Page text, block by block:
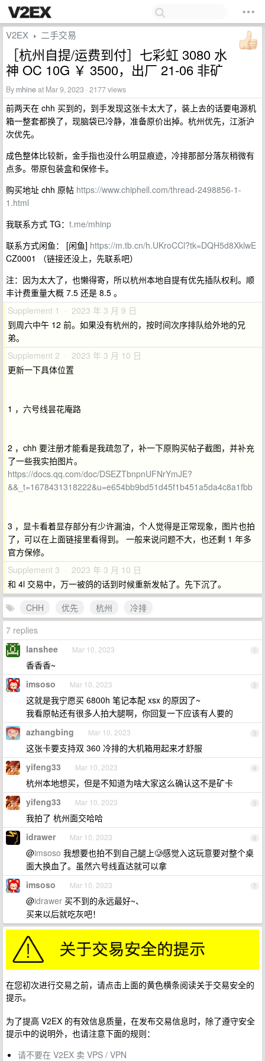
V2EX › 二手交易
［杭州自提/运费到付］七彩虹 3080 水
神 OC 10G ￥ 3500，出厂 21-06 非矿
By mhineat Mar 9, 2023 · 2177 views
前两天在 chh 买到的，到手发现这张卡太大了，装上去的话要电源机
箱一整套都换了，现脑袋已冷静，准备原价出掉。杭州优先，江浙沪
次优先。
成色整体比较新，金手指也没什么明显痕迹，冷排那部分落灰稍微有
点多。带原包装盒和保修卡。
购买地址 chh 原帖 https://www.chiphell.com/thread-2498856-1-
1.html
我联系方式 TG： t.me/mhinp
联系方式闲鱼： [闲鱼] https://m.tb.cn/h.UKroCCl?tk=DQH5d8XklwE
CZ0001 （链接还没上，先联系吧）
注：因为太大了，也懒得寄，所以杭州本地自提有优先插队权利。顺
丰计费重量大概 7.5 还是 8.5 。
Supplement 1 · 2023 年 3 月 9 日
到周六中午 12 前。如果没有杭州的，按时间次序排队给外地的兄
弟。
Supplement 2 · 2023 年 3 月 10 日
更新一下具体位置
1 ，六号线昙花庵路
2 ，chh 要注册才能看是我疏忽了，补一下原购买帖子截图，并补充
了一些我实拍图片。
https://docs.qq.com/doc/DSEZTbnpnUFNrYmJE?
&&_t=1678431318222&u=e654bb9bd51d45f1b451a5da4c8a1fbb
3 ，显卡看着显存部分有少许漏油，个人觉得是正常现象，图片也拍
了，可以在上面链接里看得到。 一般来说问题不大，也还剩 1 年多
官方保修。
Supplement 3 · 2023 年 3 月 10 日
和 4l 交易中，万一被鸽的话到时候重新发帖了。先下沉了。
CHH
优先 杭州
冷排
7 replies
1
lanshee Mar 10, 2023
香香香~
2
imsoso Mar 10, 2023
这就是我宁愿买 6800h 笔记本配 xsx 的原因了~
我看原帖还有很多人拍大腿啊，你回复一下应该有人要的
3
azhangbing Mar 10, 2023
这张卡要支持双 360 冷排的大机箱用起来才舒服
4
yifeng33 Mar 10, 2023
杭州本地想买，但是不知道为啥大家这么确认这不是矿卡
5
yifeng33 Mar 10, 2023
我拍了 杭州面交哈哈
6
idrawer Mar 10, 2023
@imsoso 我想要也拍不到自己腿上🥲感觉入这玩意要对整个桌
面大换血了。虽然六号线直达就可以拿
7
imsoso Mar 10, 2023
@idrawer 买不到的永远最好~、
买来以后就吃灰吧！
在您初次进行交易之前，请点击上面的黄色横条阅读关于交易安全的
提示。
为了提高 V2EX 的有效信息质量，在发布交易信息时，除了遵守安全
提示中的说明外，也请注意下面的规则：
请不要在 V2EX 卖 VPS / VPN